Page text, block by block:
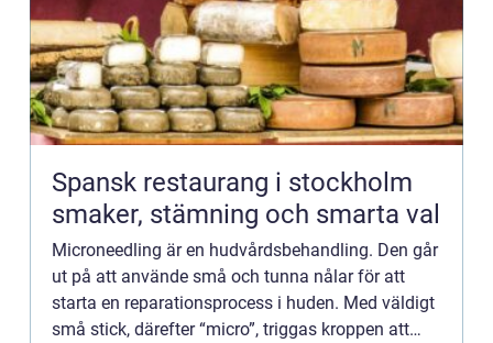
Spansk restaurang i stockholm
smaker, stämning och smarta val
Microneedling är en hudvårdsbehandling. Den går
ut på att använde små och tunna nålar för att
starta en reparationsprocess i huden. Med väldigt
små stick, därefter “micro”, triggas kroppen att